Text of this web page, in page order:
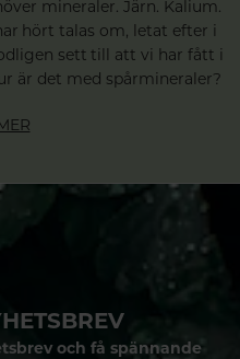
mineraler. Järn. Kalium.
hört talas om, letat efter i
sett till att vi har fått i
är det med spårmineraler?
och få spännande